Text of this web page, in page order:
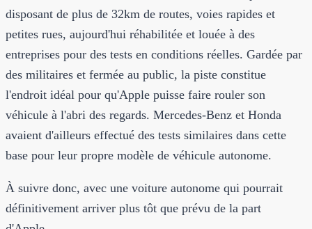
disposant de plus de 32km de routes, voies rapides et
petites rues, aujourd'hui réhabilitée et louée à des
entreprises pour des tests en conditions réelles. Gardée par
des militaires et fermée au public, la piste constitue
l'endroit idéal pour qu'Apple puisse faire rouler son
véhicule à l'abri des regards. Mercedes-Benz et Honda
avaient d'ailleurs effectué des tests similaires dans cette
base pour leur propre modèle de véhicule autonome.
À suivre donc, avec une voiture autonome qui pourrait
définitivement arriver plus tôt que prévu de la part